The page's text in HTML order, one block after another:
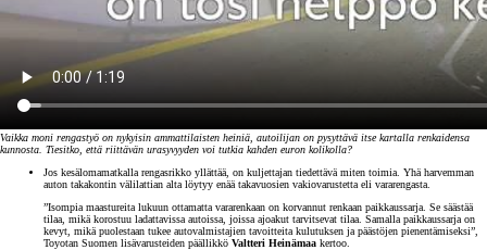
Vaikka moni rengastyö on nykyisin ammattilaisten heiniä, autoilijan on pysyttävä itse kartalla renkaidensa
kunnosta. Tiesitko, että riittävän urasyvyyden voi tutkia kahden euron kolikolla?
Jos kesälomamatkalla rengasrikko yllättää, on kuljettajan tiedettävä miten toimia. Yhä harvemman
auton takakontin välilattian alta löytyy enää takavuosien vakiovarustetta eli vararengasta.
”Isompia maastureita lukuun ottamatta vararenkaan on korvannut renkaan paikkaussarja. Se säästää
tilaa, mikä korostuu ladattavissa autoissa, joissa ajoakut tarvitsevat tilaa. Samalla paikkaussarja on
kevyt, mikä puolestaan tukee autovalmistajien tavoitteita kulutuksen ja päästöjen pienentämiseksi”,
Toyotan Suomen lisävarusteiden päällikkö Valtteri Heinämaa kertoo.